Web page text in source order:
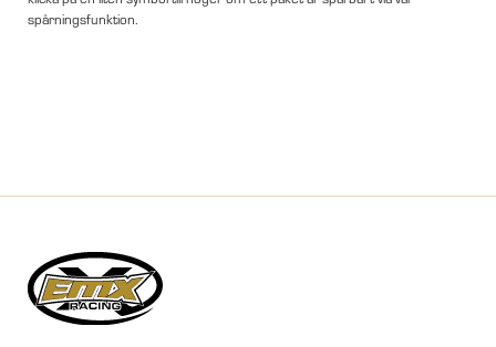
spårningsfunktion.